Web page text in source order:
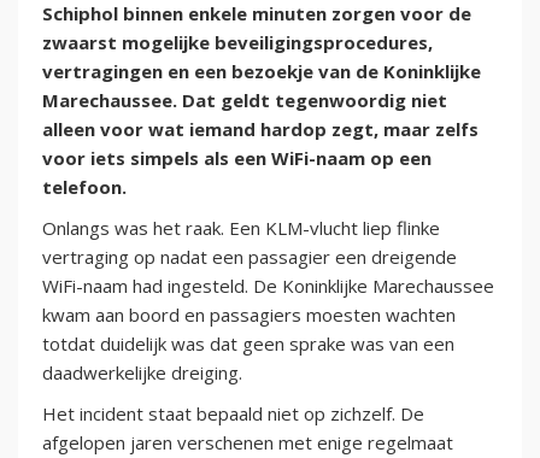
Schiphol binnen enkele minuten zorgen voor de
zwaarst mogelijke beveiligingsprocedures,
vertragingen en een bezoekje van de Koninklijke
Marechaussee. Dat geldt tegenwoordig niet
alleen voor wat iemand hardop zegt, maar zelfs
voor iets simpels als een WiFi-naam op een
telefoon.
Onlangs was het raak. Een KLM-vlucht liep flinke
vertraging op nadat een passagier een dreigende
WiFi-naam had ingesteld. De Koninklijke Marechaussee
kwam aan boord en passagiers moesten wachten
totdat duidelijk was dat geen sprake was van een
daadwerkelijke dreiging.
Het incident staat bepaald niet op zichzelf. De
afgelopen jaren verschenen met enige regelmaat